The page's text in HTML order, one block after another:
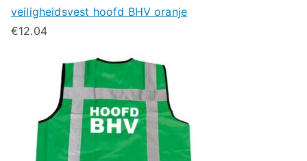
veiligheidsvest hoofd BHV oranje
€12.04